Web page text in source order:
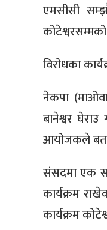
एमसीसी
विरोधका
नेकपा
बानेश्वर
आयोजकले
संसदमा एक
कार्यक्रम
कार्यक्रम